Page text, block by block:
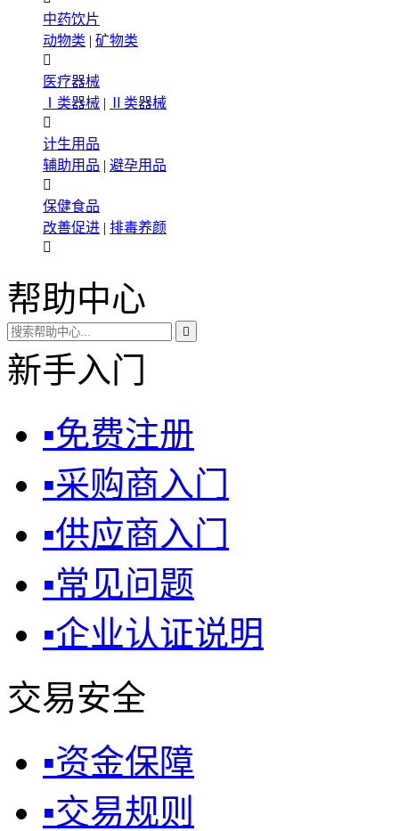
中药饮片
动物类 | 矿物类

医疗器械
Ⅰ类器械 |
Ⅱ类器械

计生用品
辅助用品 | 避孕用品

保健食品
改善促进 | 排毒养颜

帮助中心

新手入门
▪免费注册
▪采购商入门
▪供应商入门
▪常见问题
▪企业认证说明
交易安全
▪资金保障
▪交易规则